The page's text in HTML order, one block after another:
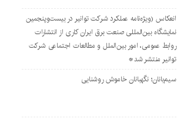
انعکاس (ویژه‌نامه عملکرد شرکت توانیر در بیست‌وپنجمین
نمایشگاه بین‌المللی صنعت برق ایران کاری از انتشارات
روابط عمومی، امور بین‌الملل و مطالعات اجتماعی شرکت
توانیر منتشر شد*
سیم‌بانان؛ نگهبانان خاموش روشنایی